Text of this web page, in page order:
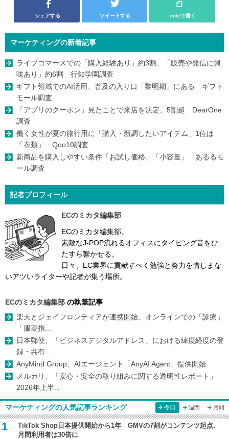
シェアする ツイートする noteで書く
マーケティングの新着記事
ライブコマースでの「購入経験あり」約3割、「販売や発信に興
味あり」約6割 行知学園調査
ギフト領域でのAI活用、普及の入り口「黎明期」にある ギフト
モール調査
「アプリのクーポン」見たことで来店を決定、5割超 DearOne
調査
働く女性が夏の旅行用に「購入・新調したいアイテム」1位は
「衣類」 Qoo10調査
新商品を購入しやすい条件「お試し価格」「小容量」 あるるモ
ール調査
記者プロフィール
ECのミカタ編集部
ECのミカタ編集部。
素敵なJ-POP流れるオフィスにタイピング音をひ
たすら響かせる。
日々、EC業界に貢献すべく勉強と努力を惜しまな
いアツいライターや記者が集う場所。
ECのミカタ編集部 の執筆記事
楽天とジェイフロンティアが連携開始、オンラインでの「診療」
「服薬指...
日本郵便、「ビジネスデジタルアドレス」における緯度経度の登
録・共有...
AnyMind Group、AIエージェント「AnyAI Agent」提供開始
メルカリ、「安心・安全の取り組みに関する透明性レポート」
2026年上半...
マーケティングの人気記事ランキング 今日 週間 月間
1
TikTok Shop日本提供開始から1年 GMVの7割がコンテンツ起点、
月間利用者は30倍に